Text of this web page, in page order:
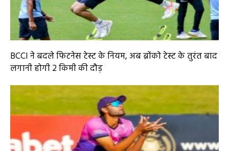
BCCI ने बदले फिटनेस टेस्ट के नियम, अब ब्रोंको टेस्ट के तुरंत बाद
लगानी होगी 2 किमी की दौड़